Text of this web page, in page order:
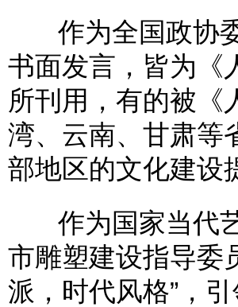
作为全国政协委
书面发言，皆为《
所刊用，有的被《
湾、云南、甘肃等
部地区的文化建设
作为国家当代艺
市雕塑建设指导委
派，时代风格”，